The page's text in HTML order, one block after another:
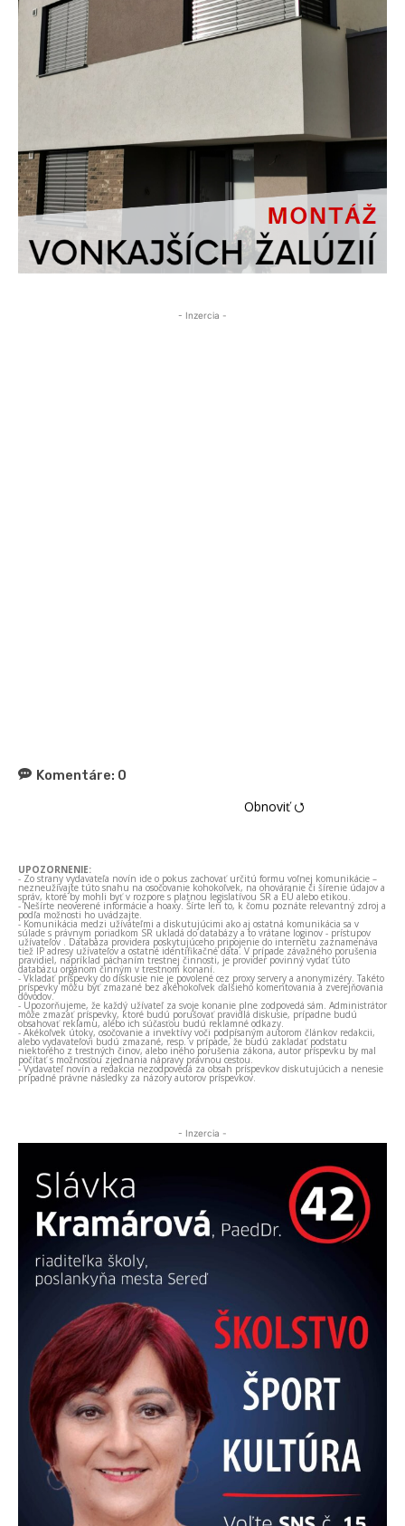
- Inzercia -
Komentáre: 0
Obnoviť ⭯
UPOZORNENIE:
- Zo strany vydavateľa novín ide o pokus zachovať určitú formu voľnej komunikácie –
nezneužívajte túto snahu na osočovanie kohokoľvek, na ohováranie či šírenie údajov a
správ, ktoré by mohli byť v rozpore s platnou legislatívou SR a EÚ alebo etikou.
- Nešírte neoverené informácie a hoaxy. Šírte len to, k čomu poznáte relevantný zdroj a
podľa možnosti ho uvádzajte.
- Komunikácia medzi užívateľmi a diskutujúcimi ako aj ostatná komunikácia sa v
súlade s právnym poriadkom SR ukladá do databázy a to vrátane loginov - prístupov
užívateľov . Databáza providera poskytujúceho pripojenie do internetu zaznamenáva
tiež IP adresy užívateľov a ostatné identifikačné dáta. V prípade závažného porušenia
pravidiel, napríklad páchaním trestnej činnosti, je provider povinný vydať túto
databázu orgánom činným v trestnom konaní.
- Vkladať príspevky do diskusie nie je povolené cez proxy servery a anonymizéry. Takéto
príspevky môžu byť zmazané bez akéhokoľvek ďalšieho komentovania a zverejňovania
dôvodov.
- Upozorňujeme, že každý užívateľ za svoje konanie plne zodpovedá sám. Administrátor
môže zmazať príspevky, ktoré budú porušovať pravidlá diskusie, prípadne budú
obsahovať reklamu, alebo ich súčasťou budú reklamné odkazy.
- Akékoľvek útoky, osočovanie a invektívy voči podpísaným autorom článkov redakcii,
alebo vydavateľovi budú zmazané, resp. v prípade, že budú zakladať podstatu
niektorého z trestných činov, alebo iného porušenia zákona, autor príspevku by mal
počítať s možnosťou zjednania nápravy právnou cestou.
- Vydavateľ novín a redakcia nezodpovedá za obsah príspevkov diskutujúcich a nenesie
prípadné právne následky za názory autorov príspevkov.
- Inzercia -